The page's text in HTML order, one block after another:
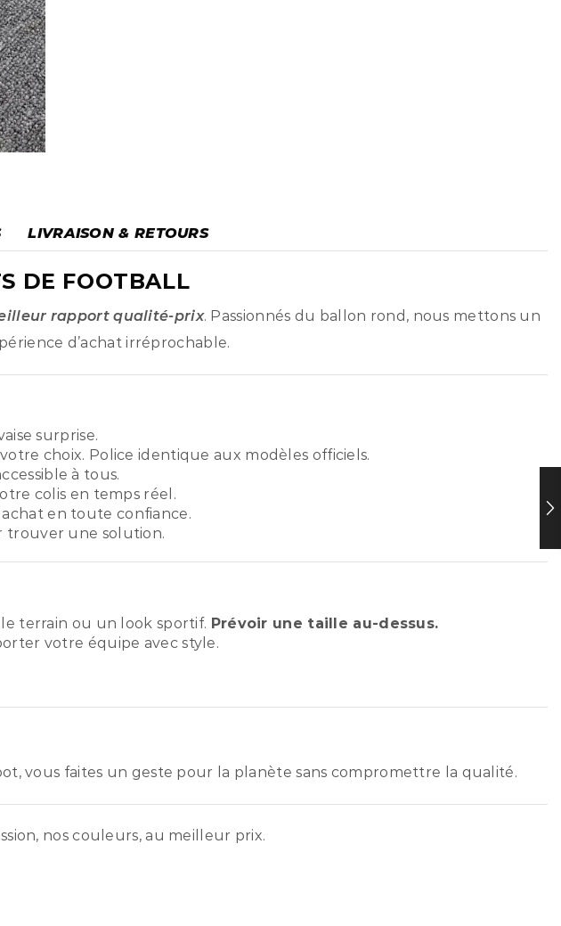
LIVRAISON & RETOURS
DE FOOTBALL
rapport qualité-prix. Passionnés du ballon rond, nous mettons un
d’achat irréprochable.
surprise.
choix. Police identique aux modèles officiels.
à tous.
colis en temps réel.
en toute confiance.
trouver une solution.
terrain ou un look sportif. Prévoir une taille au-dessus.
votre équipe avec style.
vous faites un geste pour la planète sans compromettre la qualité.
nos couleurs, au meilleur prix.